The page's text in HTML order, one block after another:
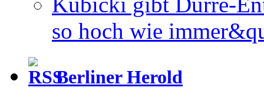
so hoch wie
Berliner Herold